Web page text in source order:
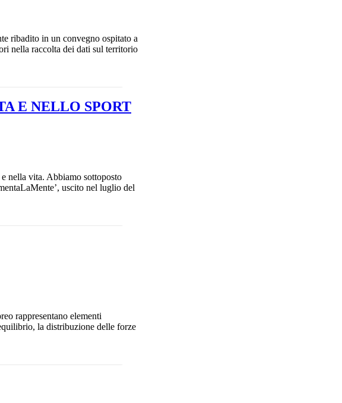
ribadito in un convegno ospitato a
nella raccolta dei dati sul territorio
E NELLO SPORT
nella vita. Abbiamo sottoposto
uscito nel luglio del
rappresentano elementi
la distribuzione delle forze